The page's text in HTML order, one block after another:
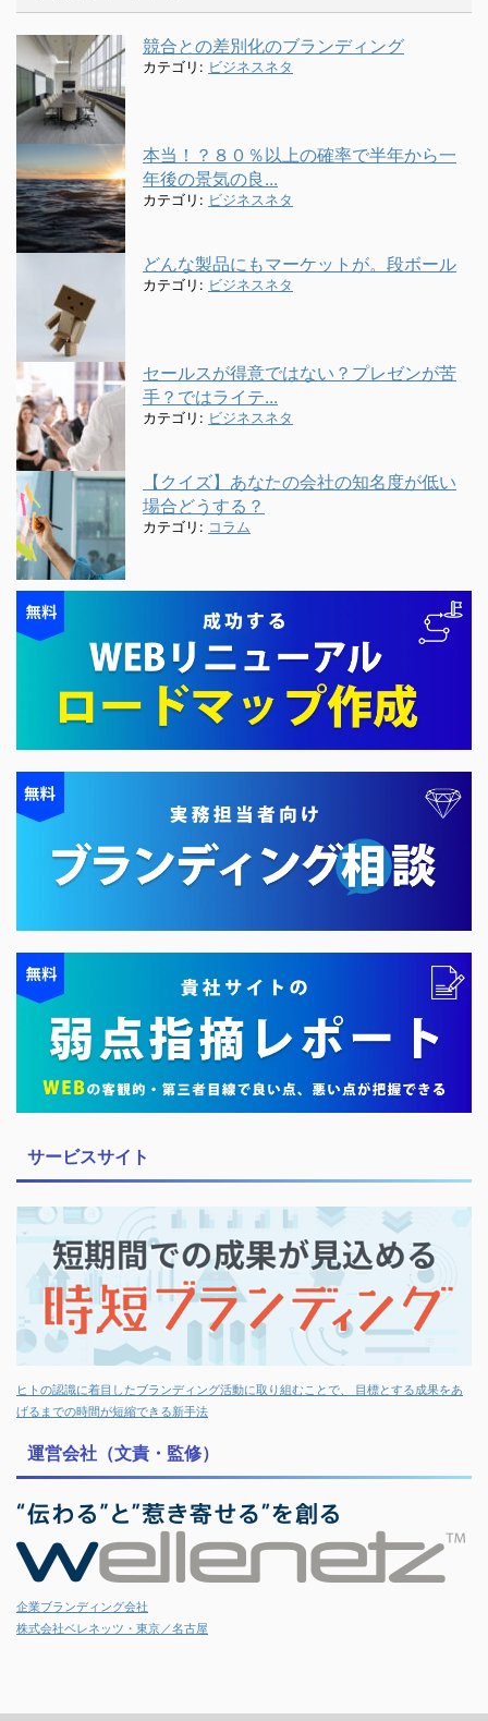
競合との差別化のブランディング
カテゴリ: ビジネスネタ
本当！？８０％以上の確率で半年から一
年後の景気の良...
カテゴリ: ビジネスネタ
どんな製品にもマーケットが。段ボール
カテゴリ: ビジネスネタ
セールスが得意ではない？プレゼンが苦
手？ではライテ...
カテゴリ: ビジネスネタ
【クイズ】あなたの会社の知名度が低い
場合どうする？
カテゴリ: コラム
サービスサイト
ヒトの認識に着目したブランディング活動に取り組むことで、 目標とする成果をあ
げるまでの時間が短縮できる新手法
運営会社（文責・監修）
企業ブランディング会社
株式会社ベレネッツ・東京／名古屋